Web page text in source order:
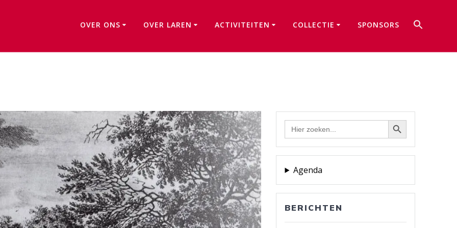
OVER ONS OVER LAREN ACTIVITEITEN COLLECTIE SPONSORS
Zoek
naar:
Zoekknop
Agenda
BERICHTEN